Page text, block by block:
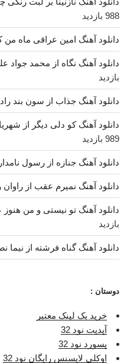
988 بازدید
دانلود آهنگ امین عراقی ماه من
دانلود آهنگ نگاه از محمد جواد
بازدید
دانلود آهنگ جذاب از سون بند
دانلود آهنگ کو دلی دیگر از
989 بازدید
دانلود آهنگ جنازه از رسول
دانلود آهنگ نمیرم عقب از راوان
دانلود آهنگ تو نیستی و من
بازدید
دانلود آهنگ گناه فرشته از نیما
دوستان :
خرید بک لینک معتبر
آپدیت نود 32
پسورد نود 32
اوکلی لایسنس رایگان نود 32